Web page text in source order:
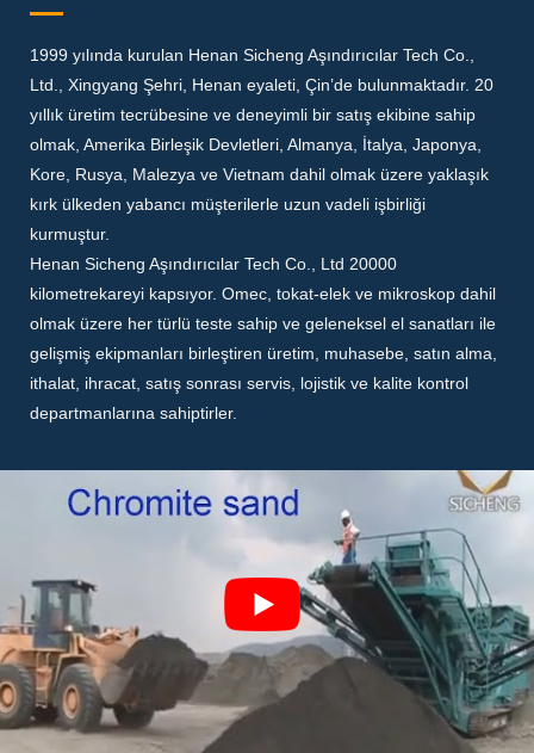
1999 yılında kurulan Henan Sicheng Aşındırıcılar Tech Co.,
Ltd., Xingyang Şehri, Henan eyaleti, Çin’de bulunmaktadır. 20
yıllık üretim tecrübesine ve deneyimli bir satış ekibine sahip
olmak, Amerika Birleşik Devletleri, Almanya, İtalya, Japonya,
Kore, Rusya, Malezya ve Vietnam dahil olmak üzere yaklaşık
kırk ülkeden yabancı müşterilerle uzun vadeli işbirliği
kurmuştur.
Henan Sicheng Aşındırıcılar Tech Co., Ltd 20000
kilometrekareyi kapsıyor. Omec, tokat-elek ve mikroskop dahil
olmak üzere her türlü teste sahip ve geleneksel el sanatları ile
gelişmiş ekipmanları birleştiren üretim, muhasebe, satın alma,
ithalat, ihracat, satış sonrası servis, lojistik ve kalite kontrol
departmanlarına sahiptirler.